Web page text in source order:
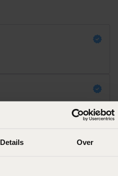
Details Over